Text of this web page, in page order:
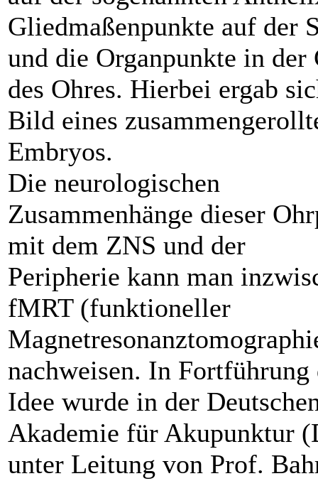
Gliedmaßenpunkte auf der
und die Organpunkte in der
des Ohres. Hierbei ergab
Bild eines
Embryos.
Die neurologischen
Zusammenhänge dieser
mit dem ZNS und der
Peripherie kann man
fMRT (funktioneller
nachweisen. In Fortführung
Idee wurde in der
Akademie für Akupunktur
unter Leitung von Prof.